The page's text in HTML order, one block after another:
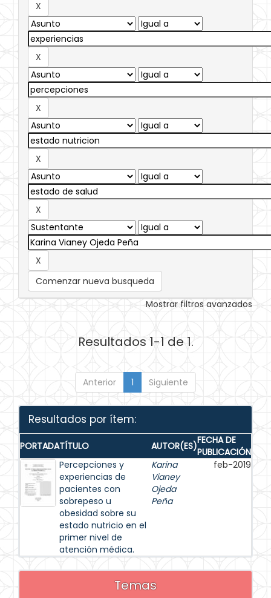
Comenzar nueva busqueda
Mostrar filtros avanzados
Resultados 1-1 de 1.
Anterior 1 Siguiente
Resultados por ítem:
PORTADATÍTULO AUTOR(ES)FECHA DE
PUBLICACIÓN
Percepciones y
experiencias de
pacientes con
sobrepeso u
obesidad sobre su
estado nutricio en el
primer nivel de
atención médica.
Karina
Vianey
Ojeda
Peña
feb-2019
Temas